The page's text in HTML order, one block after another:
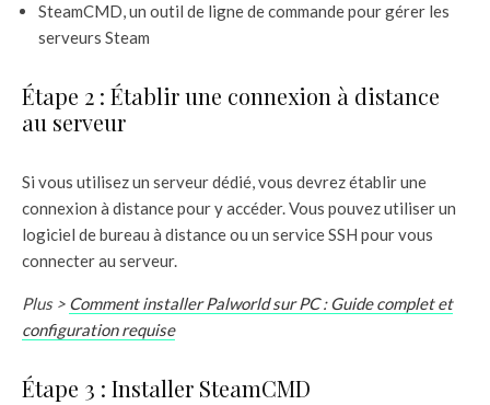
SteamCMD, un outil de ligne de commande pour gérer les
serveurs Steam
Étape 2 : Établir une connexion à distance
au serveur
Si vous utilisez un serveur dédié, vous devrez établir une
connexion à distance pour y accéder. Vous pouvez utiliser un
logiciel de bureau à distance ou un service SSH pour vous
connecter au serveur.
Plus > Comment installer Palworld sur PC : Guide complet et
configuration requise
Étape 3 : Installer SteamCMD